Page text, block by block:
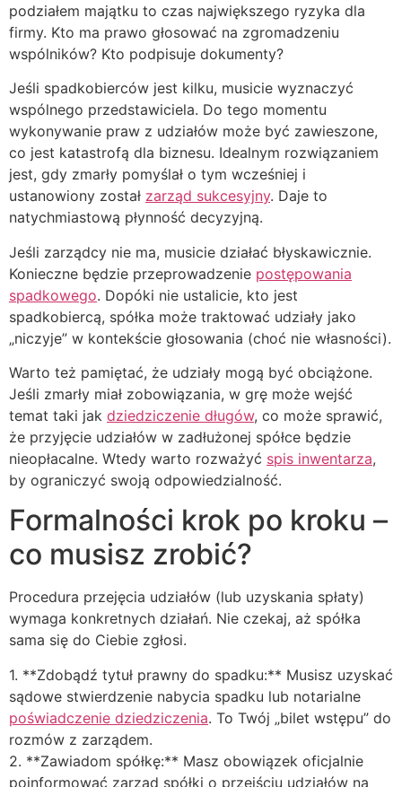
podziałem majątku to czas największego ryzyka dla
firmy. Kto ma prawo głosować na zgromadzeniu
wspólników? Kto podpisuje dokumenty?
Jeśli spadkobierców jest kilku, musicie wyznaczyć
wspólnego przedstawiciela. Do tego momentu
wykonywanie praw z udziałów może być zawieszone,
co jest katastrofą dla biznesu. Idealnym rozwiązaniem
jest, gdy zmarły pomyślał o tym wcześniej i
ustanowiony został zarząd sukcesyjny. Daje to
natychmiastową płynność decyzyjną.
Jeśli zarządcy nie ma, musicie działać błyskawicznie.
Konieczne będzie przeprowadzenie postępowania
spadkowego. Dopóki nie ustalicie, kto jest
spadkobiercą, spółka może traktować udziały jako
„niczyje” w kontekście głosowania (choć nie własności).
Warto też pamiętać, że udziały mogą być obciążone.
Jeśli zmarły miał zobowiązania, w grę może wejść
temat taki jak dziedziczenie długów, co może sprawić,
że przyjęcie udziałów w zadłużonej spółce będzie
nieopłacalne. Wtedy warto rozważyć spis inwentarza,
by ograniczyć swoją odpowiedzialność.
Formalności krok po kroku –
co musisz zrobić?
Procedura przejęcia udziałów (lub uzyskania spłaty)
wymaga konkretnych działań. Nie czekaj, aż spółka
sama się do Ciebie zgłosi.
1. **Zdobądź tytuł prawny do spadku:** Musisz uzyskać
sądowe stwierdzenie nabycia spadku lub notarialne
poświadczenie dziedziczenia. To Twój „bilet wstępu” do
rozmów z zarządem.
2. **Zawiadom spółkę:** Masz obowiązek oficjalnie
poinformować zarząd spółki o przejściu udziałów na